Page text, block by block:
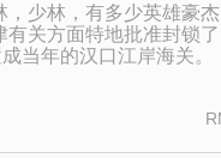
，少林，有多少英雄豪杰
有关方面特地批准封锁了
当年的汉口江岸海关。